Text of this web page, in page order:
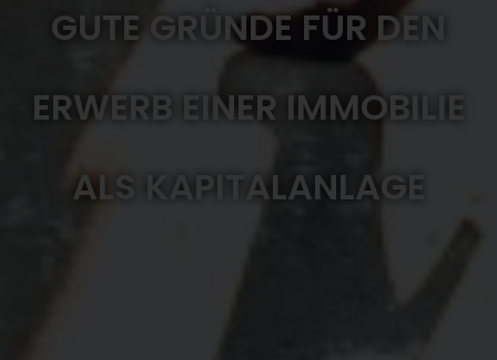
GUTE GRÜNDE FÜR DEN
ERWERB EINER IMMOBILIE
ALS KAPITALANLAGE